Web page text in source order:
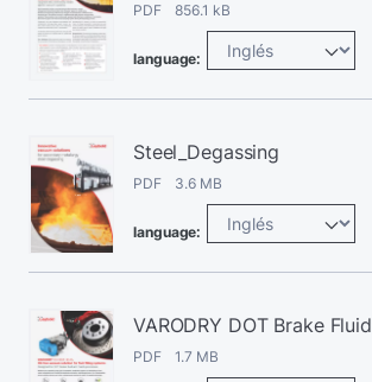
PDF 856.1 kB
language:
Steel_Degassing
PDF 3.6 MB
language:
VARODRY DOT Brake Fluid
PDF 1.7 MB